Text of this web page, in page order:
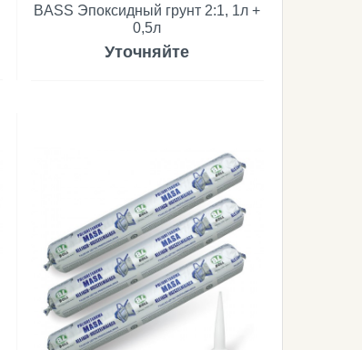
BASS Эпоксидный грунт 2:1, 1л +
0,5л
Уточняйте